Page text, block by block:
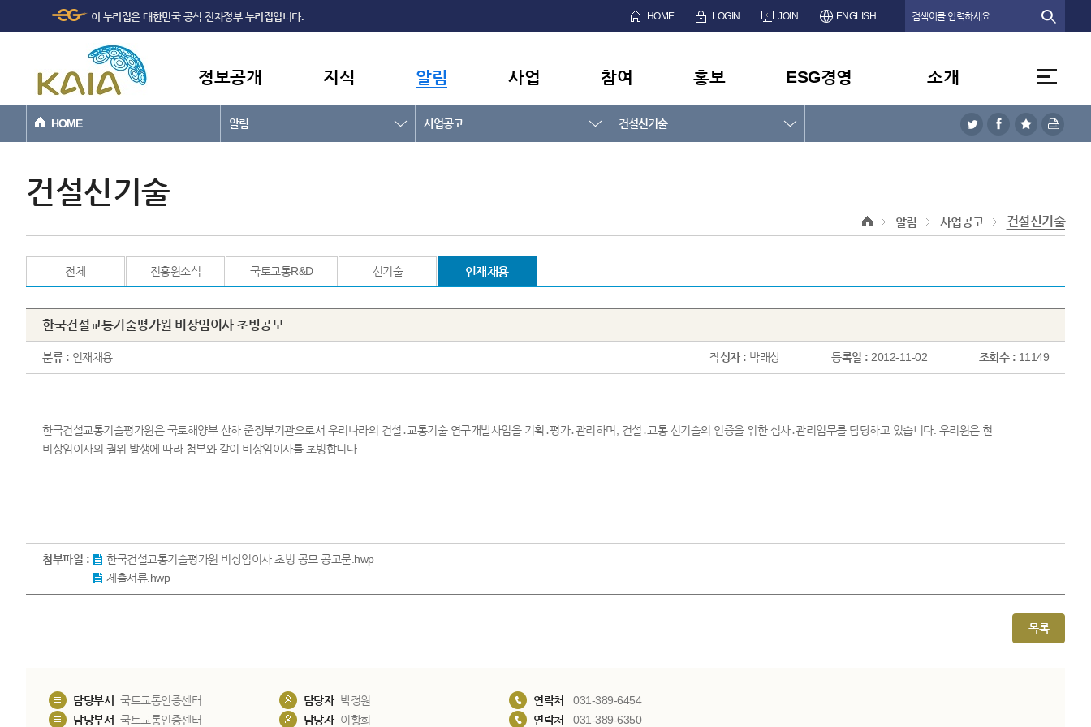
본문바로가기
이 누리집은 대한민국 공식 전자정부 누리집입니다. HOME LOGIN JOIN ENGLISH
정보공개 지식 알림 사업 참여 홍보 ESG경영 소개
HOME 알림 사업공고 건설신기술
건설신기술
알림 사업공고 건설신기술
전체 진흥원소식 국토교통R&D 신기술 인재채용
한국건설교통기술평가원 비상임이사 초빙공모
분류 : 인재채용 작성자 : 박래상 등록일 : 2012-11-02 조회수 : 11149
한국건설교통기술평가원은 국토해양부 산하 준정부기관으로서 우리나라의 건설․교통기술 연구개발사업을 기획․평가․관리하며, 건설․교통 신기술의 인증을 위한 심사․관리업무를 담당하고 있습니다. 우리원은 현
비상임이사의 궐위 발생에 따라 첨부와 같이 비상임이사를 초빙합니다
첨부파일 :
한국건설교통기술평가원 비상임이사 초빙 공모 공고문.hwp
제출서류.hwp
목록
담당부서 국토교통인증센터 담당자 박정원 연락처
031-389-6454
담당부서 국토교통인증센터 담당자 이황희 연락처 031-389-6350